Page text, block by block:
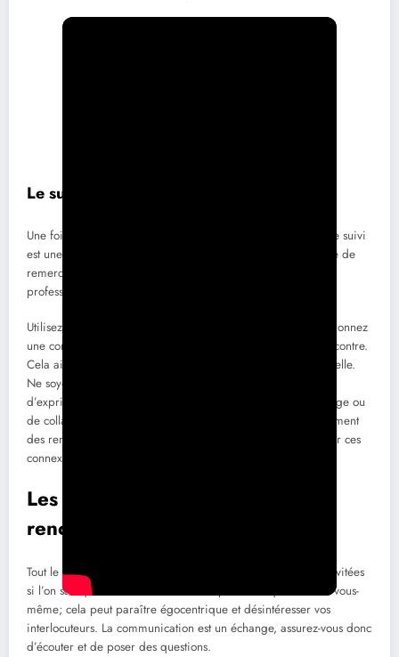
Le suivi après la rencontre
Une fois la rencontre terminée, le travail n’est pas terminé. Le suivi
est une étape cruciale souvent négligée. Envoyer un message de
remerciement à vos nouveaux contacts montre votre
professionnalisme et votre intérêt pour maintenir la relation.
Utilisez votre messagerie LinkedIn pour établir un lien. Mentionnez
une conversation que vous avez eue ensemble lors de la rencontre.
Cela aide à ancrer votre relation et à la rendre plus personnelle.
Ne soyez pas timide à l’idée de demander des conseils ou
d’exprimer votre intérêt pour des opportunités d’apprentissage ou
de collaboration. Créer un réseau solide nécessite non seulement
des rencontres, mais aussi des efforts continus pour entretenir ces
connexions.
Les erreurs à éviter lors des
rencontres professionnelles
Tout le monde fait des erreurs, mais certaines peuvent être évitées
si l’on sait quoi rechercher. Évitez de parler uniquement de vous-
même; cela peut paraître égocentrique et désintéresser vos
interlocuteurs. La communication est un échange, assurez-vous donc
d’écouter et de poser des questions.